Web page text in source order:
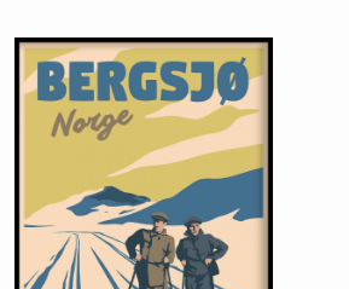
LES MER